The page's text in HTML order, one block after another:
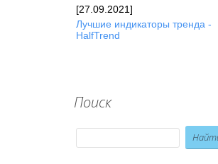
[27.09.2021]
Лучшие индикаторы тренда -
HalfTrend
Поиск